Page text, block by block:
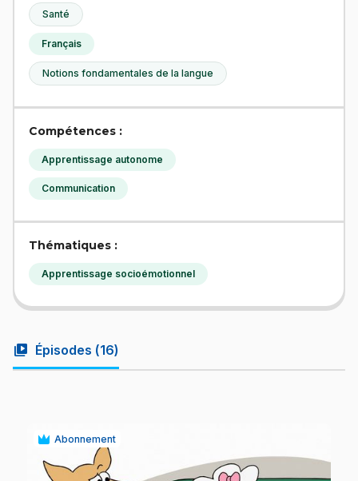
Santé
Français
Notions fondamentales de la langue
Compétences :
Apprentissage autonome
Communication
Thématiques :
Apprentissage socioémotionnel
video_library Épisodes (16)
Abonnement